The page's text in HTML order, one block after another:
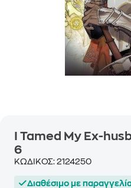
I Tamed My Ex-
6
ΚΩΔΙΚΟΣ: 2124250
Διαθέσιμο με